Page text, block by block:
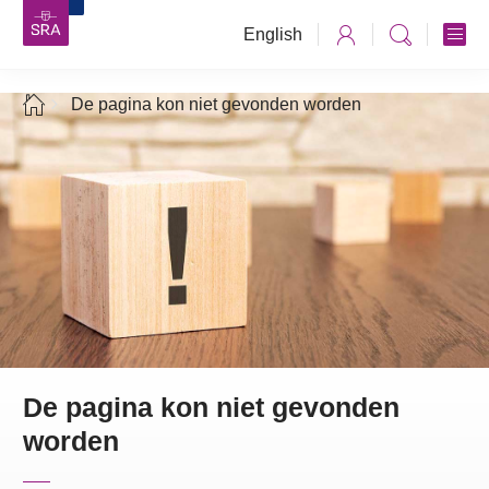
English
De pagina kon niet gevonden worden
De pagina kon niet gevonden
worden